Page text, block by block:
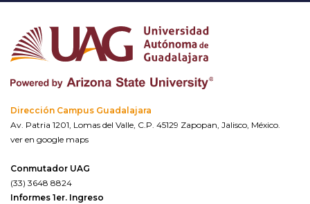
Dirección Campus Guadalajara
Av. Patria 1201, Lomas del Valle, C.P. 45129 Zapopan, Jalisco, México.
ver en google maps
Conmutador UAG
(33) 3648 8824
Informes 1er. Ingreso